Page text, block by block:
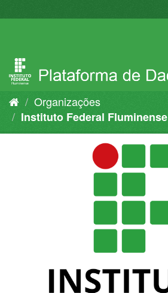
para
Organizações
Instituto Federal Fluminense